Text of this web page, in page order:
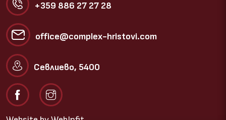
+359 886 27 27 28
office@complex-hristovi.com
Севлиево, 5400